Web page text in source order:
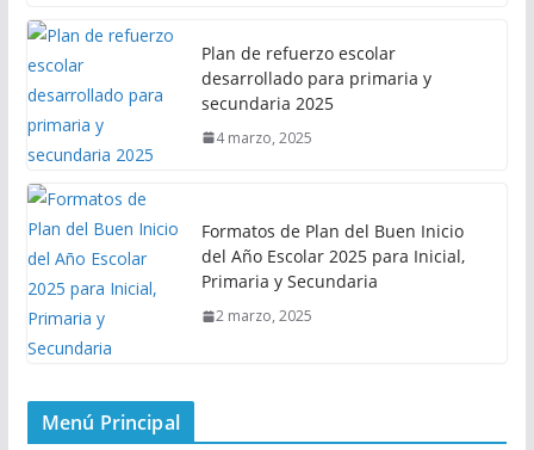
Plan de refuerzo escolar
desarrollado para primaria y
secundaria 2025
4 marzo, 2025
Formatos de Plan del Buen Inicio
del Año Escolar 2025 para Inicial,
Primaria y Secundaria
2 marzo, 2025
Menú Principal